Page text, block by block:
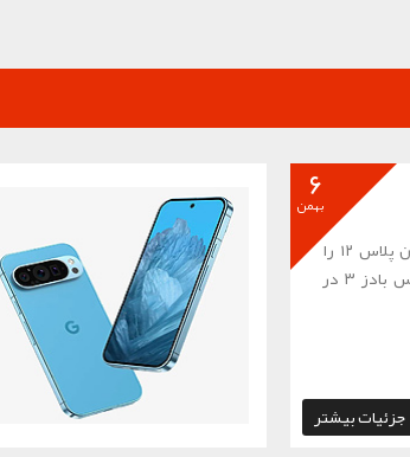
وان‌پلاس در هفته‌ی اخیر گوشی وان پلاس ۱۲ را
هم‌زمان با وان پلاس 12R و وان پلاس بادز ۳ در
جزئیات بیشتر
6
بهمن